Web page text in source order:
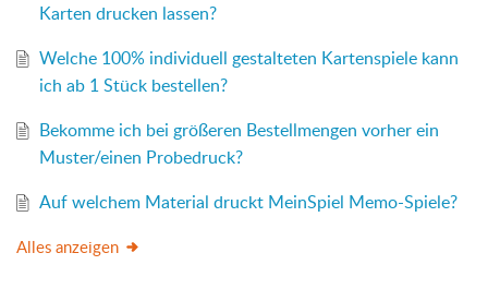
Karten drucken lassen?
Welche 100% individuell gestalteten Kartenspiele kann
ich ab 1 Stück bestellen?
Bekomme ich bei größeren Bestellmengen vorher ein
Muster/einen Probedruck?
Auf welchem Material druckt MeinSpiel Memo-Spiele?
Alles anzeigen